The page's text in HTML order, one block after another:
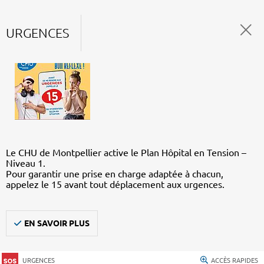
URGENCES
Le CHU de Montpellier active le Plan Hôpital en Tension –
Niveau 1.
Pour garantir une prise en charge adaptée à chacun,
appelez le 15 avant tout déplacement aux urgences.
EN SAVOIR PLUS
URGENCES ACCÈS RAPIDES